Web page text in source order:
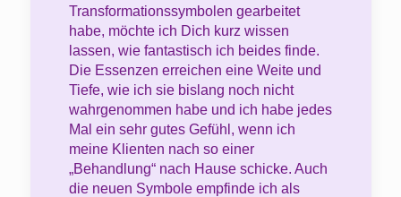
Transformationssymbolen gearbeitet
habe, möchte ich Dich kurz wissen
lassen, wie fantastisch ich beides finde.
Die Essenzen erreichen eine Weite und
Tiefe, wie ich sie bislang noch nicht
wahrgenommen habe und ich habe jedes
Mal ein sehr gutes Gefühl, wenn ich
meine Klienten nach so einer
„Behandlung“ nach Hause schicke. Auch
die neuen Symbole empfinde ich als